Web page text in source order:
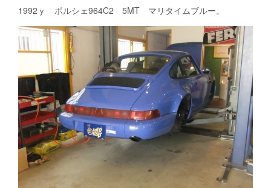
1992ｙ ポルシェ964C2 5MT マリタイムブルー。